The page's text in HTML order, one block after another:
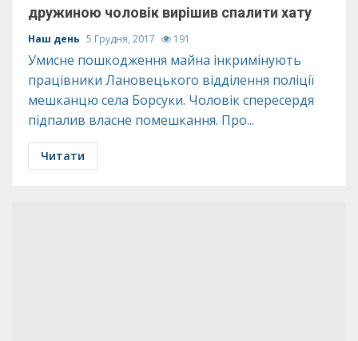
дружиною чоловік вирішив спалити хату
Наш день 5 Грудня, 2017 191
Умисне пошкодження майна інкримінують
працівники Лановецького відділення поліції
мешканцю села Борсуки. Чоловік спересердя
підпалив власне помешкання. Про...
Читати